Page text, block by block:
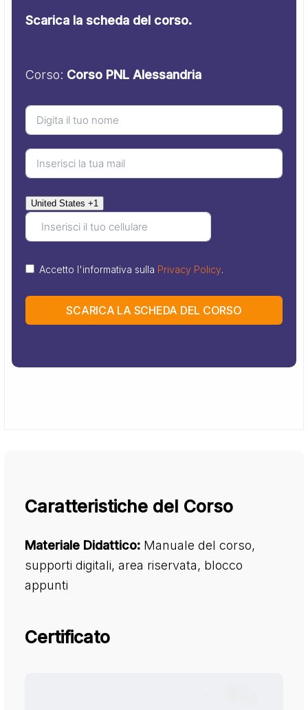
Scarica la scheda del corso.
Corso: Corso PNL Alessandria
United States +1
Accetto l'informativa sulla Privacy Policy.
SCARICA LA SCHEDA DEL CORSO
Caratteristiche del Corso
Materiale Didattico: Manuale del corso,
supporti digitali, area riservata, blocco
appunti
Certificato